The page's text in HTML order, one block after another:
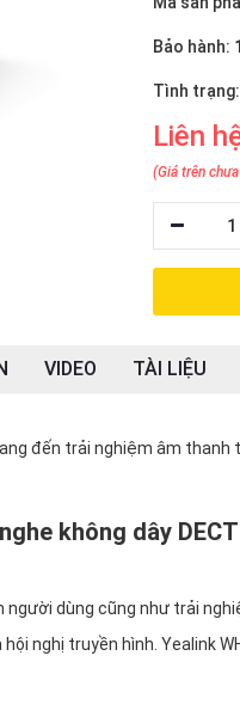
Bảo hành:
Tình trạng:
Liên
(Giá trên
1
VIDEO TÀI LIỆU
đến trải nghiệm âm
không dây
người dùng cũng như trải
nghị truyền hình. Yealink